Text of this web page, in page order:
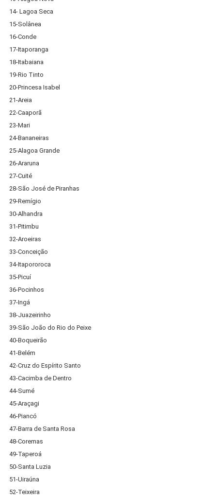
14- Lagoa Seca
15-Solânea
16-Conde
17-Itaporanga
18-Itabaiana
19-Rio Tinto
20-Princesa Isabel
21-Areia
22-Caaporã
23-Mari
24-Bananeiras
25-Alagoa Grande
26-Araruna
27-Cuité
28-São José de Piranhas
29-Remígio
30-Alhandra
31-Pitimbu
32-Aroeiras
33-Conceição
34-Itapororoca
35-Picuí
36-Pocinhos
37-Ingá
38-Juazeirinho
39-São João do Rio do Peixe
40-Boqueirão
41-Belém
42-Cruz do Espírito Santo
43-Cacimba de Dentro
44-Sumé
45-Araçagi
46-Piancó
47-Barra de Santa Rosa
48-Coremas
49-Taperoá
50-Santa Luzia
51-Uiraúna
52-Teixeira